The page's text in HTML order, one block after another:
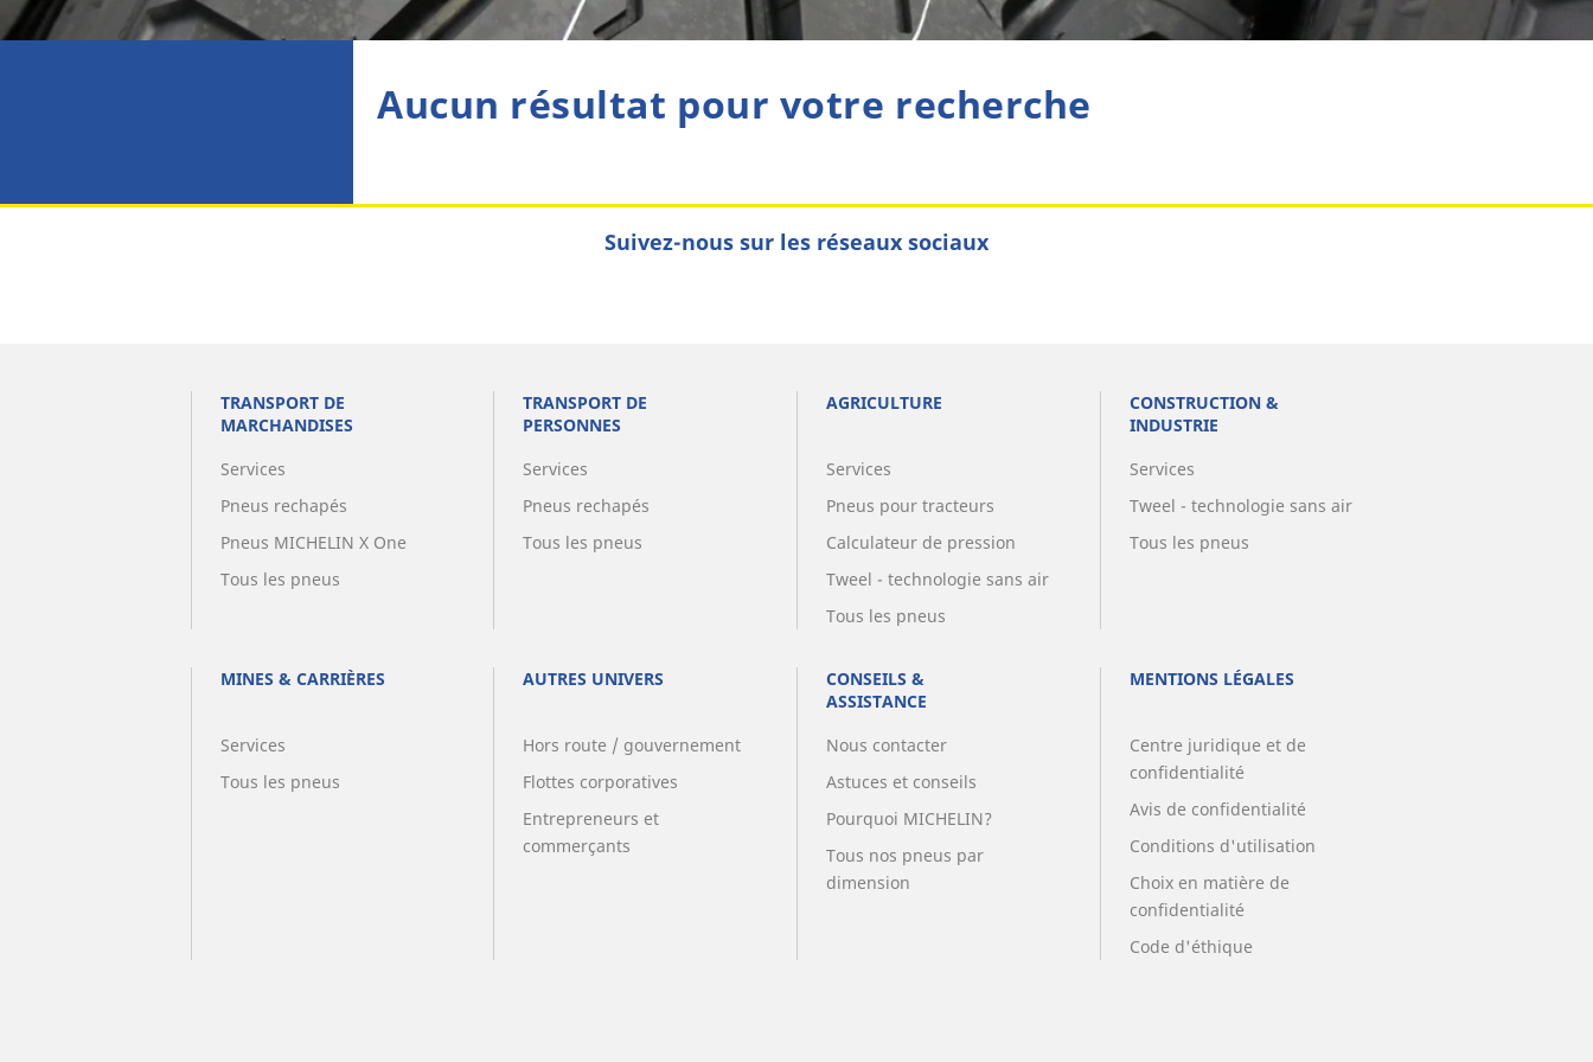
Aviation
Aucun résultat pour votre recherche
Suivez-nous sur les réseaux sociaux
TRANSPORT DE
MARCHANDISES
Services
Pneus rechapés
Pneus MICHELIN X One
Tous les pneus
TRANSPORT DE
PERSONNES
Services
Pneus rechapés
Tous les pneus
AGRICULTURE
Services
Pneus pour tracteurs
Calculateur de pression
Tweel - technologie sans air
Tous les pneus
CONSTRUCTION &
INDUSTRIE
Services
Tweel - technologie sans air
Tous les pneus
MINES & CARRIÈRES
Services
Tous les pneus
AUTRES UNIVERS
Hors route / gouvernement
Flottes corporatives
Entrepreneurs et
commerçants
CONSEILS &
ASSISTANCE
Nous contacter
Astuces et conseils
Pourquoi MICHELIN?
Tous nos pneus par
dimension
MENTIONS LÉGALES
Centre juridique et de
confidentialité
Avis de confidentialité
Conditions d'utilisation
Choix en matière de
confidentialité
Code d'éthique